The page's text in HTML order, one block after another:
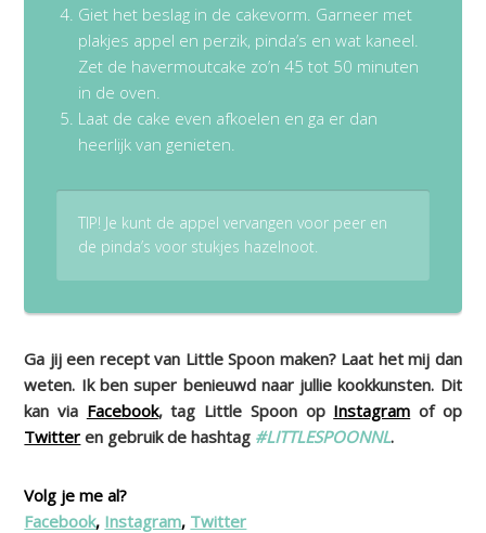
Giet het beslag in de cakevorm. Garneer met
plakjes appel en perzik, pinda’s en wat kaneel.
Zet de havermoutcake zo’n 45 tot 50 minuten
in de oven.
Laat de cake even afkoelen en ga er dan
heerlijk van genieten.
TIP! Je kunt de appel vervangen voor peer en
de pinda’s voor stukjes hazelnoot.
Ga jij een recept van Little Spoon maken? Laat het mij dan
weten. Ik ben super benieuwd naar jullie kookkunsten. Dit
kan via Facebook, tag Little Spoon op Instagram of op
Twitter en gebruik de hashtag #LITTLESPOONNL.
Volg je me al?
Facebook, Instagram, Twitter